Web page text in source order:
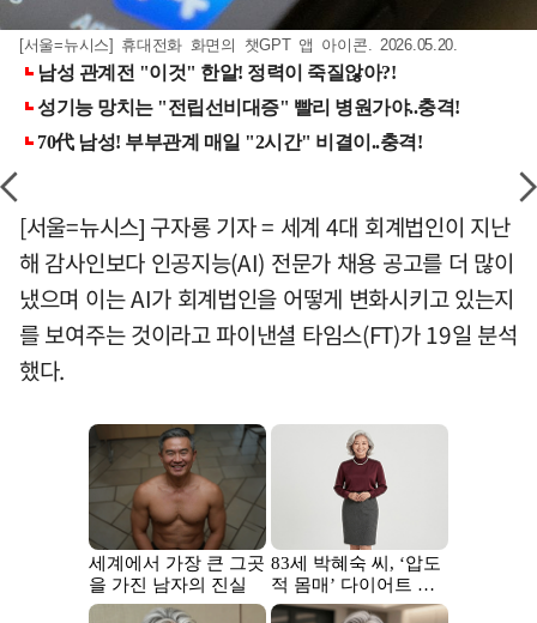
[서울=뉴시스] 휴대전화 화면의 챗GPT 앱 아이콘. 2026.05.20.
[서울=뉴시스] 구자룡 기자 = 세계 4대 회계법인이 지난
해 감사인보다 인공지능(AI) 전문가 채용 공고를 더 많이
냈으며 이는 AI가 회계법인을 어떻게 변화시키고 있는지
를 보여주는 것이라고 파이낸셜 타임스(FT)가 19일 분석
했다.